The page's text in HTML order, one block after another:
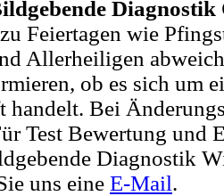
Diagnostik
Feiertagen wie
Allerheiligen
ob es sich um
handelt. Bei
Test Bewertung und
Diagnostik
uns eine E-Mail.